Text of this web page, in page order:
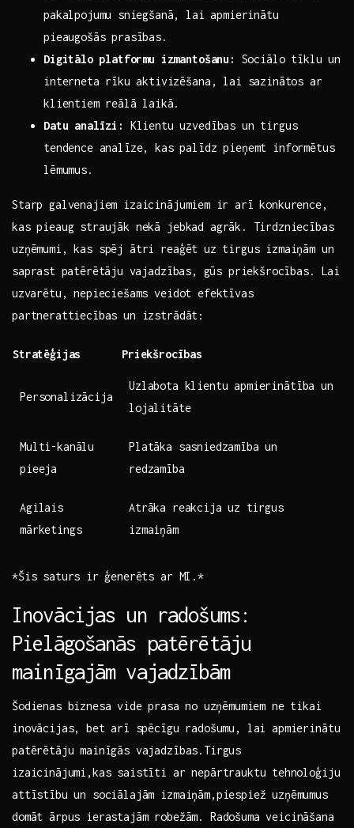
pakalpojumu⁤ sniegšanā, lai⁢ apmierinātu‍
pieaugošās prasības.
Digitālo⁣ platformu izmantošanu:
⁤Sociālo tīklu un⁢
interneta⁢ rīku aktivizēšana, lai sazinātos ar
klientiem⁢ reālā laikā.
Datu analīzi:
Klientu uzvedības un tirgus
tendence analīze, kas palīdz pieņemt informētus⁣
lēmumus.
Starp‌ galvenajiem ‌izaicinājumiem⁢ ir arī konkurence,
kas​ pieaug‌ straujāk nekā jebkad ‍agrāk. ⁢Tirdzniecības
uzņēmumi, kas spēj ātri reaģēt uz ⁣tirgus izmaiņām un
saprast⁣ patērētāju ⁣vajadzības,⁢ gūs priekšrocības.‌ Lai
⁣uzvarētu, nepieciešams veidot efektīvas
partnerattiecības un izstrādāt:
Stratēģijas Priekšrocības
Personalizācija
Uzlabota klientu apmierinātība un
lojalitāte
Multi-kanālu
pieeja
Platāka sasniedzamība ⁤un
redzamība
Agilais
mārketings
Atrāka reakcija ⁣uz ⁢tirgus
izmaiņām
*Šis saturs ir ⁢ģenerēts ar MI.*
Inovācijas un radošums:
Pielāgošanās patērētāju
mainīgajām vajadzībām
Šodienas biznesa vide⁣ prasa⁤ no uzņēmumiem ne ⁣tikai ​
inovācijas, bet⁢ arī spēcīgu radošumu, lai‌ apmierinātu
patērētāju mainīgās‌ vajadzības.Tirgus
izaicinājumi,kas saistīti ar ‌nepārtrauktu⁣ tehnoloģiju
attīstību un sociālajām izmaiņām,piespiež uzņēmumus
domāt ​ārpus ierastajām robežām. Radošuma veicināšana